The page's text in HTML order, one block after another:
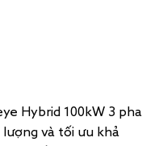
Hybrid 100kW 3 pha
lượng và tối ưu khả